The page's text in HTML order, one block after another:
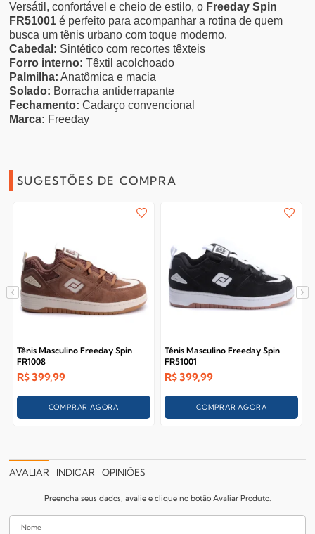
Versátil, confortável e cheio de estilo, o Freeday Spin
FR51001 é perfeito para acompanhar a rotina de quem
busca um tênis urbano com toque moderno.
Cabedal: Sintético com recortes têxteis
Forro interno: Têxtil acolchoado
Palmilha: Anatômica e macia
Solado: Borracha antiderrapante
Fechamento: Cadarço convencional
Marca: Freeday
SUGESTÕES DE COMPRA
Tênis Masculino Freeday Spin
FR1008
R$ 399,99
COMPRAR AGORA
Tênis Masculino Freeday Spin
FR51001
R$ 399,99
COMPRAR AGORA
AVALIAR INDICAR OPINIÕES
Preencha seus dados, avalie e clique no botão Avaliar Produto.